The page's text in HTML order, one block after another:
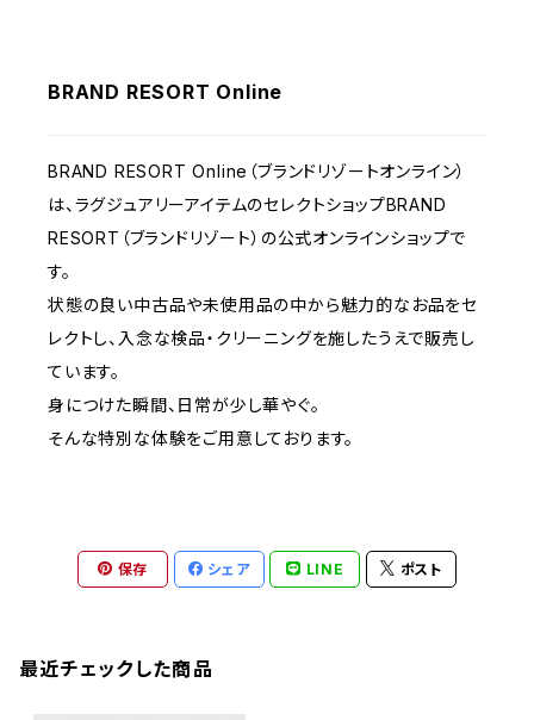
BRAND RESORT Online
BRAND RESORT Online（ブランドリゾートオンライン）
は、ラグジュアリーアイテムのセレクトショップBRAND
RESORT（ブランドリゾート）の公式オンラインショップで
す。
状態の良い中古品や未使用品の中から魅力的なお品をセ
レクトし、入念な検品・クリーニングを施したうえで販売し
ています。
身につけた瞬間、日常が少し華やぐ。
そんな特別な体験をご用意しております。
保存 シェア LINE ポスト
最近チェックした商品